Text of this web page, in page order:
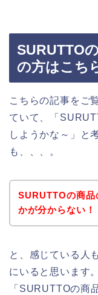
SURUTTO
の方はこち
こちらの記事をご
ていて、「
しようかな～」と
も、、、。
SURUTTOの商品
かが分からない！
と、感じている人
にいると思います
「SURUTTOの商